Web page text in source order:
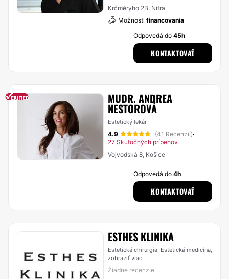
Krčméryho 2B, Nitra
Možnosti financovania
Odpovedá do45h
KONTAKTOVAŤ
MUDR. ANDREA
NESTOROVÁ
Estetický lekár
4.9 (41 Recenzií)·
27 Skutočných príbehov
Vojvodská 8, Košice
Odpovedá do4h
KONTAKTOVAŤ
ESTHES KLINIKA
Estetická chirurgia, Estetická medicína,
zobraziť viac
Žiadne recenzie